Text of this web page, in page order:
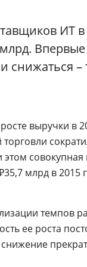
ИТ в
снижаться
выручки в
млрд в 2015
темпов
ее роста
снижение